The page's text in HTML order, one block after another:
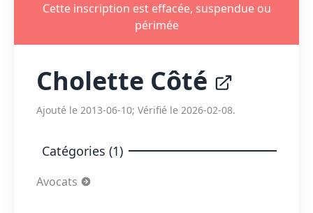
Cette inscription est effacée, suspendue ou
périmée
Cholette Côté
Ajouté le 2013-06-10; Vérifié le 2026-02-08.
Catégories (1)
Avocats